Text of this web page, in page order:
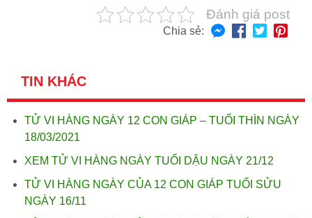
Đánh giá post
Chia sẻ:
TIN KHÁC
TỬ VI HÀNG NGÀY 12 CON GIÁP – TUỔI THÌN NGÀY
18/03/2021
XEM TỬ VI HÀNG NGÀY TUỔI DẬU NGÀY 21/12
TỬ VI HÀNG NGÀY CỦA 12 CON GIÁP TUỔI SỬU
NGÀY 16/11